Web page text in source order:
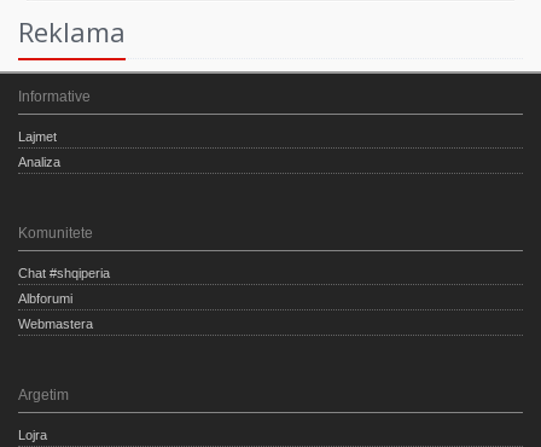
Reklama
Informative
Lajmet
Analiza
Komunitete
Chat #shqiperia
Albforumi
Webmastera
Argetim
Lojra